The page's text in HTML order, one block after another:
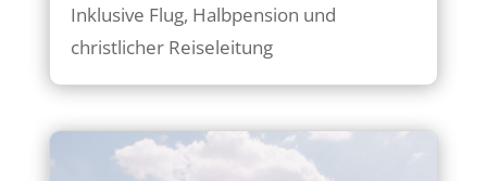
Inklusive Flug, Halbpension und
christlicher Reiseleitung